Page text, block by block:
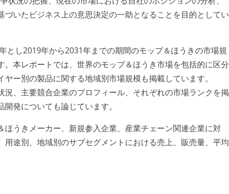
いたビジネス上の意思決定の一助となることを目的としてい
とし2019年から2031年までの期間のモップ＆ほうきの市場規
本レポートでは、世界のモップ＆ほうき市場を包括的に区分
ー別の製品に関する地域別市場規模も掲載しています。
、主要競合企業のプロフィール、それぞれの市場ランクを掲
発についても論じています。
ほうきメーカー、新規参入企業、産業チェーン関連企業に対
用途別、地域別のサブセグメントにおける売上、販売量、平均